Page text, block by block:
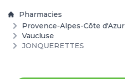
Pharmacies
Provence-Alpes-Côte d'Azur
Vaucluse
JONQUERETTES